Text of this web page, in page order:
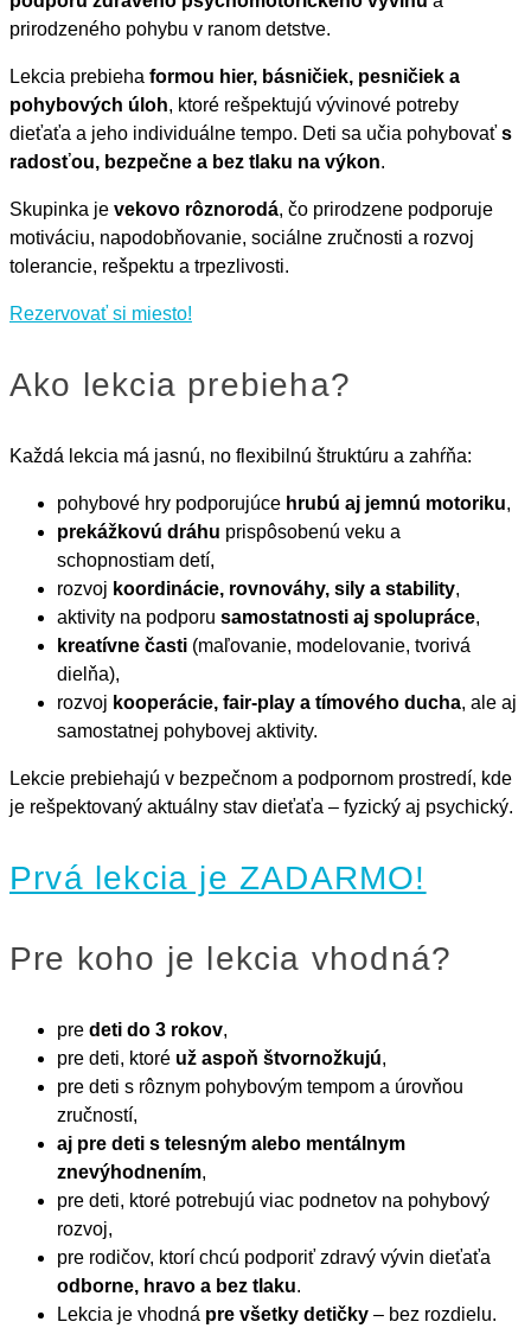
prirodzeného pohybu v ranom detstve.
Lekcia prebieha formou hier, básničiek, pesničiek a
pohybových úloh, ktoré rešpektujú vývinové potreby
dieťaťa a jeho individuálne tempo. Deti sa učia pohybovať s
radosťou, bezpečne a bez tlaku na výkon.
Skupinka je vekovo rôznorodá, čo prirodzene podporuje
motiváciu, napodobňovanie, sociálne zručnosti a rozvoj
tolerancie, rešpektu a trpezlivosti.
Rezervovať si miesto!
Ako lekcia prebieha?
Každá lekcia má jasnú, no flexibilnú štruktúru a zahŕňa:
pohybové hry podporujúce hrubú aj jemnú motoriku,
prekážkovú dráhu prispôsobenú veku a
schopnostiam detí,
rozvoj koordinácie, rovnováhy, sily a stability,
aktivity na podporu samostatnosti aj spolupráce,
kreatívne časti (maľovanie, modelovanie, tvorivá
dielňa),
rozvoj kooperácie, fair-play a tímového ducha, ale aj
samostatnej pohybovej aktivity.
Lekcie prebiehajú v bezpečnom a podpornom prostredí, kde
je rešpektovaný aktuálny stav dieťaťa – fyzický aj psychický.
Prvá lekcia je ZADARMO!
Pre koho je lekcia vhodná?
pre deti do 3 rokov,
pre deti, ktoré už aspoň štvornožkujú,
pre deti s rôznym pohybovým tempom a úrovňou
zručností,
aj pre deti s telesným alebo mentálnym
znevýhodnením,
pre deti, ktoré potrebujú viac podnetov na pohybový
rozvoj,
pre rodičov, ktorí chcú podporiť zdravý vývin dieťaťa
odborne, hravo a bez tlaku.
Lekcia je vhodná pre všetky detičky – bez rozdielu.